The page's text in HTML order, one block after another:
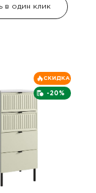
в один клик
-20%
СКИДКА